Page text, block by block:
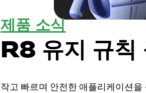
제품 소식
R8 유지 규칙
작고 빠르며 안전한 애플리케이션